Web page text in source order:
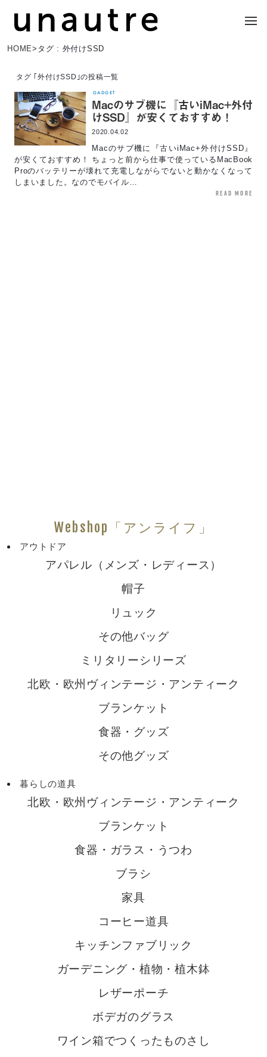
HOME> タグ : 外付けSSD
タグ ｢外付けSSD｣の投稿一覧
GADGET
Macのサブ機に『古いiMac+外付
けSSD』が安くておすすめ！
2020.04.02
Macのサブ機に『古いiMac+外付けSSD』
が安くておすすめ！ ちょっと前から仕事で使っているMacBook
Proのバッテリーが壊れて充電しながらでないと動かなくなって
しまいました。なのでモバイル…
read more
Webshop「アンライフ」
アウトドア
アパレル（メンズ・レディース）
帽子
リュック
その他バッグ
ミリタリーシリーズ
北欧・欧州ヴィンテージ・アンティーク
ブランケット
食器・グッズ
その他グッズ
暮らしの道具
北欧・欧州ヴィンテージ・アンティーク
ブランケット
食器・ガラス・うつわ
ブラシ
家具
コーヒー道具
キッチンファブリック
ガーデニング・植物・植木鉢
レザーポーチ
ボデガのグラス
ワイン箱でつくったものさし